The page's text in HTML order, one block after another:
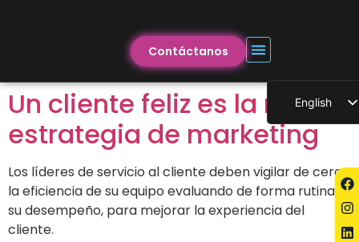
Contáctanos
English
Un cliente feliz es la mejor
estrategia de marketing
Los líderes de servicio al cliente deben vigilar de cerca
la eficiencia de su equipo evaluando de forma rutinaria
su desempeño, para mejorar la experiencia del
cliente.